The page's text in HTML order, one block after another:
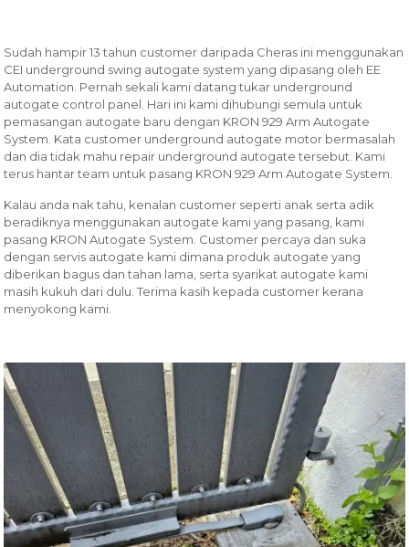
Sudah hampir 13 tahun customer daripada Cheras ini menggunakan
CEI underground swing autogate system yang dipasang oleh EE
Automation. Pernah sekali kami datang tukar underground
autogate control panel. Hari ini kami dihubungi semula untuk
pemasangan autogate baru dengan KRON 929 Arm Autogate
System. Kata customer underground autogate motor bermasalah
dan dia tidak mahu repair underground autogate tersebut. Kami
terus hantar team untuk pasang KRON 929 Arm Autogate System.
Kalau anda nak tahu, kenalan customer seperti anak serta adik
beradiknya menggunakan autogate kami yang pasang, kami
pasang KRON Autogate System. Customer percaya dan suka
dengan servis autogate kami dimana produk autogate yang
diberikan bagus dan tahan lama, serta syarikat autogate kami
masih kukuh dari dulu. Terima kasih kepada customer kerana
menyokong kami.